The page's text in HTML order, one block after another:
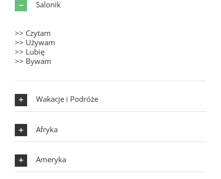
Salonik
>> Czytam
>> Używam
>> Lubię
>> Bywam
Wakacje i Podróże
Afryka
Ameryka